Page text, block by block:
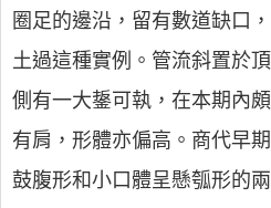
圈足的邊沿，留有數道缺口
土過這種實例。管流斜置於
側有一大鋬可執，在本期內
有肩，形體亦偏高。商代早
鼓腹形和小口體呈懸瓠形的